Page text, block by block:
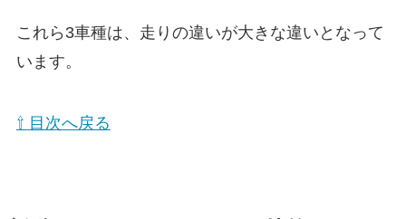
これら3車種は、走りの違いが大きな違いとなって
います。
⇧ 目次へ戻る